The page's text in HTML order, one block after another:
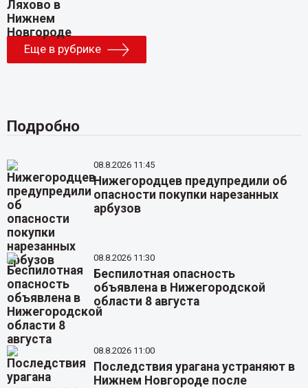
Еще в рубрике
Подробно
08.8.2026 11:45
Нижегородцев предупредили об
опасности покупки нарезанных
арбузов
08.8.2026 11:30
Беспилотная опасность
объявлена в Нижегородской
области 8 августа
08.8.2026 11:00
Последствия урагана устраняют в
Нижнем Новгороде после